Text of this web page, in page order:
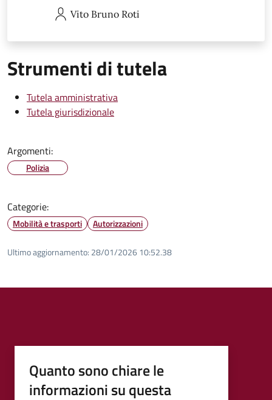
Vito Bruno Roti
Strumenti di tutela
Tutela amministrativa
Tutela giurisdizionale
Argomenti:
Polizia
Categorie:
Mobilità e trasporti Autorizzazioni
Ultimo aggiornamento: 28/01/2026 10:52.38
Quanto sono chiare le
informazioni su questa